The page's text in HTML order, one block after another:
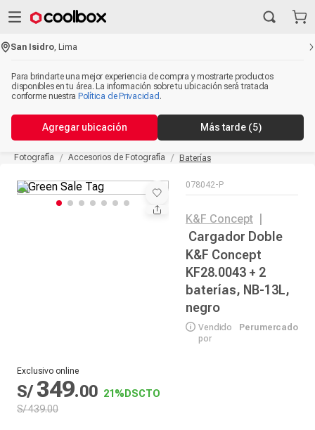
San Isidro ,Lima
Para brindarte una mejor experiencia de compra y mostrarte productos
disponibles en tu área. La información sobre tu ubicación será tratada
conforme nuestra Política de Privacidad .
Agregar ubicación Más tarde (5)
Fotografía Accesorios de Fotografía Baterías
078042-P
K&F Concept
Cargador Doble
K&F Concept
KF28.0043 + 2
baterías, NB-13L,
negro
Vendido
por
Perumercado
Exclusivo online
S/ 349.00 21% DSCTO
S/439.00